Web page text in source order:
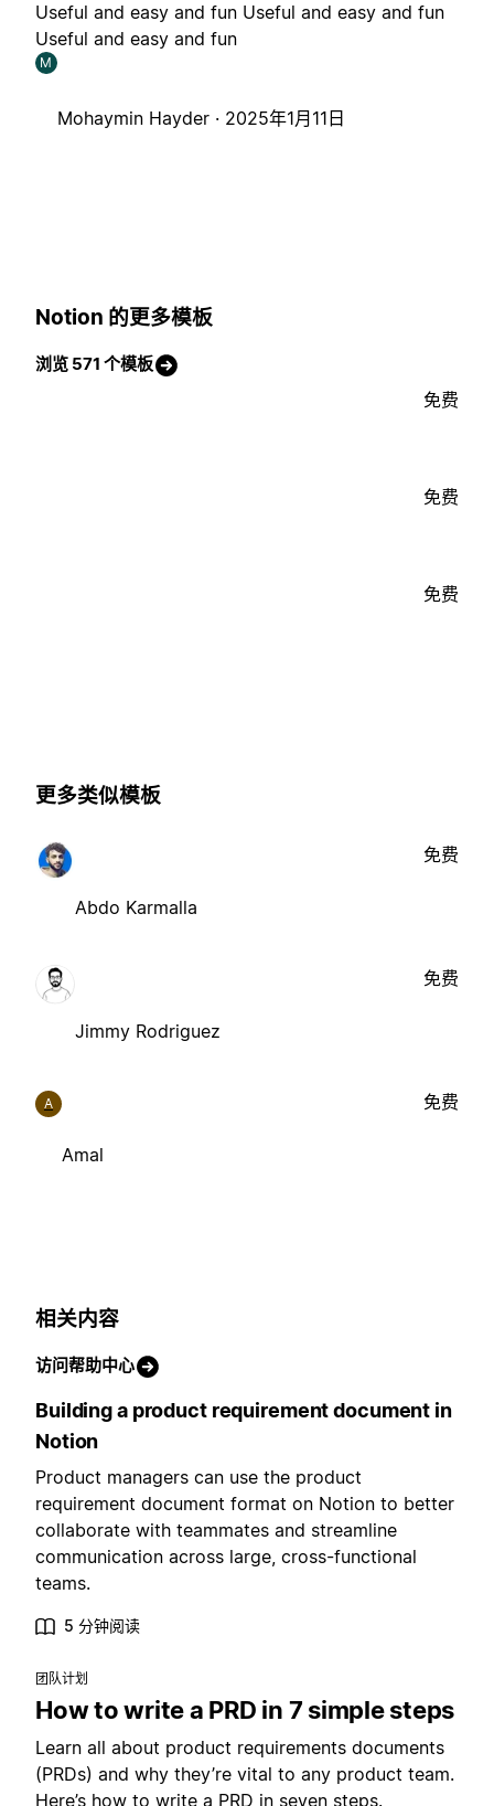
Useful and easy and fun Useful and easy and fun
Useful and easy and fun
M
Mohaymin Hayder · 2025年1月11日
Notion 的更多模板
浏览 571 个模板
免费
免费
免费
更多类似模板
Abdo Karmalla
免费
Jimmy Rodriguez
免费
A
Amal
免费
相关内容
访问帮助中心
Building a product requirement document in
Notion
Product managers can use the product
requirement document format on Notion to better
collaborate with teammates and streamline
communication across large, cross-functional
teams.
5 分钟阅读
团队计划
How to write a PRD in 7 simple steps
Learn all about product requirements documents
(PRDs) and why they’re vital to any product team.
Here’s how to write a PRD in seven steps.